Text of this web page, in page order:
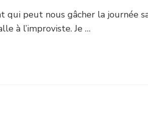
qui peut nous gâcher la journée
à l’improviste. Je …